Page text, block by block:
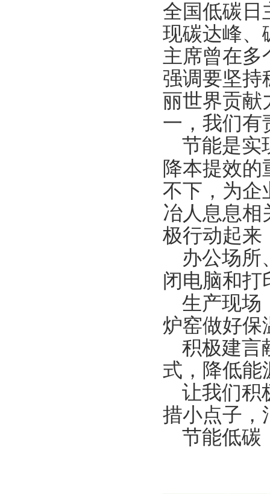
全国低碳日
现碳达峰、
主席曾在多
强调要坚持
丽世界贡献
一，我们有
节能是实
降本提效的
不下，为企
冶人息息相
极行动起来
办公场所
闭电脑和打
生产现场
炉窑做好保
积极建言
式，降低能
让我们积
措小点子，
节能低碳